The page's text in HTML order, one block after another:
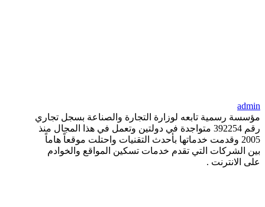
admin
مؤسسة رسمية تابعه لوزارة التجارة والصناعة بسجل تجاري
رقم 392254 متواجدة في دولتين وتعمل في هذا المجال منذ
2005 وقدمت خدماتها بأحدث التقنيات واحتلت موقعاً هاماً
بين الشركات التي تقدم خدمات تسكين المواقع والخوادم
على الانترنت .